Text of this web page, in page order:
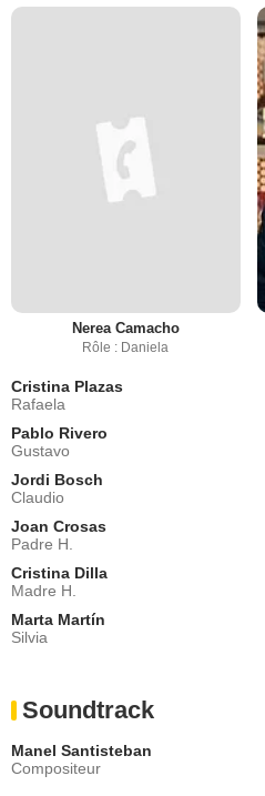
Nerea Camacho
Rôle : Daniela
Cristina Plazas
Rafaela
Pablo Rivero
Gustavo
Jordi Bosch
Claudio
Joan Crosas
Padre H.
Cristina Dilla
Madre H.
Marta Martín
Silvia
Soundtrack
Manel Santisteban
Compositeur